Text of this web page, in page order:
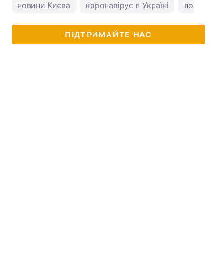
новини Києва коронавірус в Україні погода
ПІДТРИМАЙТЕ НАС